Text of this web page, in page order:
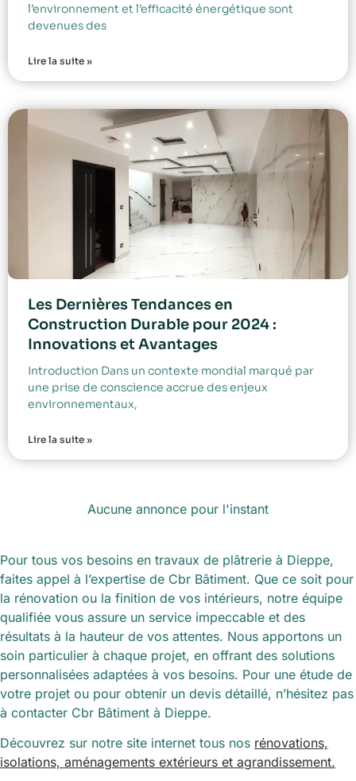
l’environnement et l’efficacité énergétique sont
devenues des
Lire la suite »
Les Dernières Tendances en
Construction Durable pour 2024 :
Innovations et Avantages
Introduction Dans un contexte mondial marqué par
une prise de conscience accrue des enjeux
environnementaux,
Lire la suite »
Aucune annonce pour l'instant
Pour tous vos besoins en travaux de plâtrerie à Dieppe,
faites appel à l’expertise de Cbr Bâtiment. Que ce soit pour
la rénovation ou la finition de vos intérieurs, notre équipe
qualifiée vous assure un service impeccable et des
résultats à la hauteur de vos attentes. Nous apportons un
soin particulier à chaque projet, en offrant des solutions
personnalisées adaptées à vos besoins. Pour une étude de
votre projet ou pour obtenir un devis détaillé, n’hésitez pas
à contacter Cbr Bâtiment à Dieppe.
Découvrez sur notre site internet tous nos rénovations,
isolations, aménagements extérieurs et agrandissement.